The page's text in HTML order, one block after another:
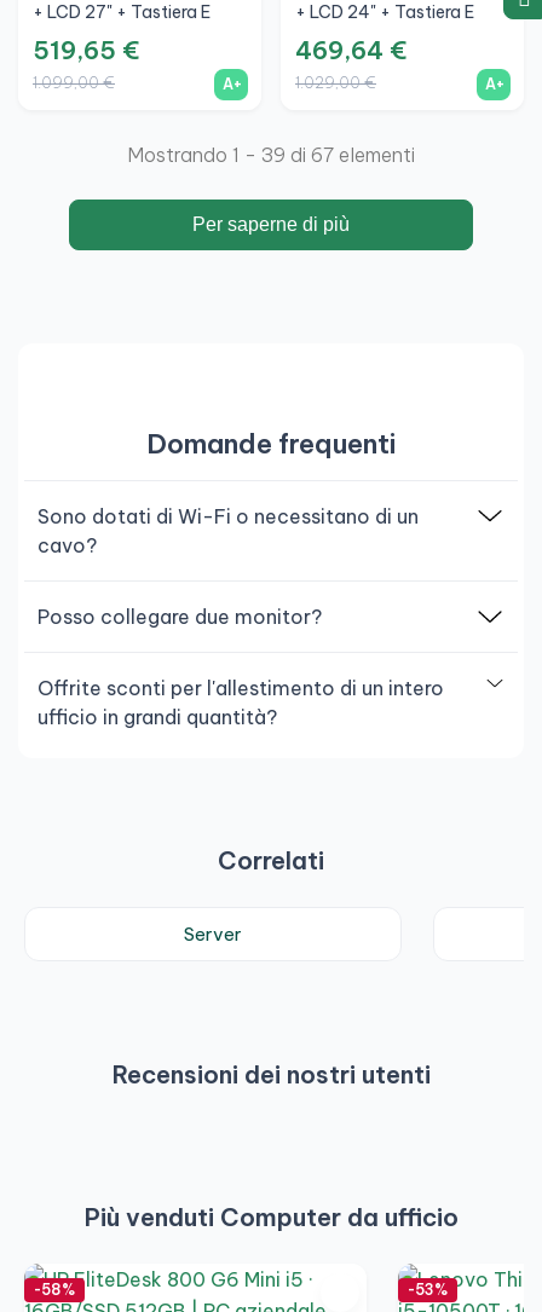
+ LCD 27" + Tastiera E
Mouse Wireless + WiFi
519,65 €
1.099,00 € A+
+ LCD 24" + Tastiera E
Mouse Wireless + WiFi
469,64 €
1.029,00 € A+
Mostrando 1 - 39 di 67 elementi
Per saperne di più
Domande frequenti
Sono dotati di Wi-Fi o necessitano di un
cavo?
Posso collegare due monitor?
Offrite sconti per l'allestimento di un intero
ufficio in grandi quantità?
Correlati
Server
Recensioni dei nostri utenti
Più venduti Computer da ufficio
-58% -53%